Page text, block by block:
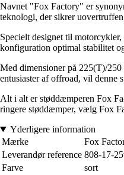
Navnet "Fox Factory" er
teknologi, der sikrer
Specielt designet til
konfiguration optimal stabilitet
Med dimensioner på 225(T)/
entusiaster af offroad, vil denne
Alt i alt er støddæmperen Fox
ringere støddæmper, vælg Fox
Yderligere information
Mærke
Fox
Leverandør reference 808-17-
Farve
sort